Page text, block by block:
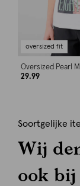
oversized fit
Oversized Pearl
29.99
Soortgelijke
Wij
ook bij